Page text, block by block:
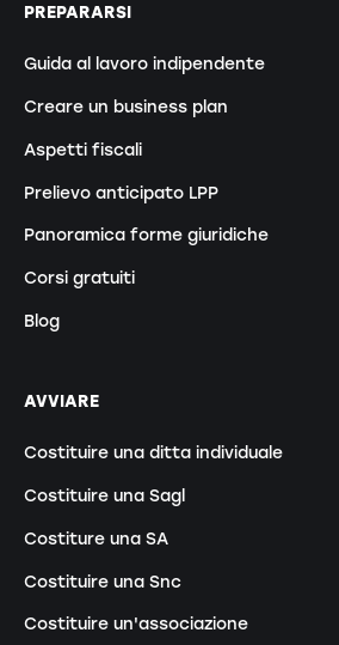
PREPARARSI
Guida al lavoro indipendente
Creare un business plan
Aspetti fiscali
Prelievo anticipato LPP
Panoramica forme giuridiche
Corsi gratuiti
Blog
AVVIARE
Costituire una ditta individuale
Costituire una Sagl
Costiture una SA
Costituire una Snc
Costituire un'associazione